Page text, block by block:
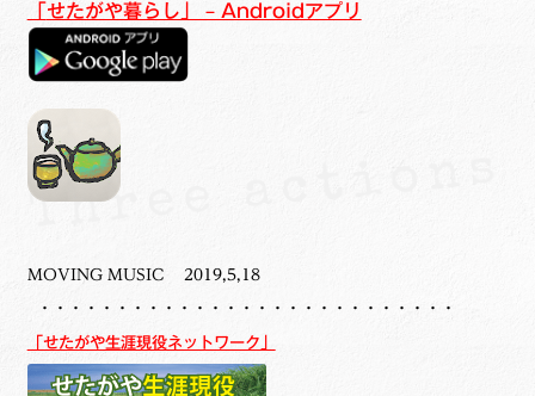
せたがや暮らし」 – Androidアプリ
MOVING MUSIC 2019,5,18
・・・・・・・・・・・・・・・・・・・・・・・・・・・
「せたがや生涯現役ネットワーク」